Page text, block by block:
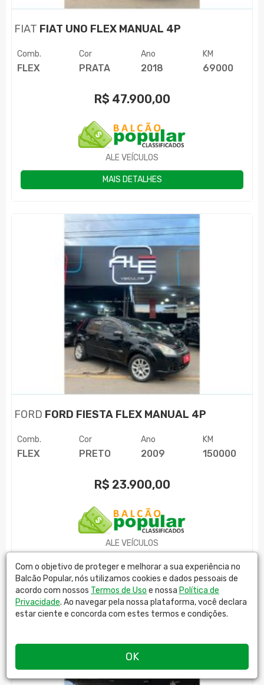
FIAT FIAT UNO FLEX MANUAL 4P
Comb.
FLEX
Cor
PRATA
Ano
2018
KM
69000
R$ 47.900,00
ALE VEÍCULOS
MAIS DETALHES
FORD FORD FIESTA FLEX MANUAL 4P
Comb.
FLEX
Cor
PRETO
Ano
2009
KM
150000
R$ 23.900,00
ALE VEÍCULOS
MAIS DETALHES
Com o objetivo de proteger e melhorar a sua experiência no
Balcão Popular, nós utilizamos cookies e dados pessoais de
acordo com nossos Termos de Uso e nossa Política de
Privacidade. Ao navegar pela nossa plataforma, você declara
estar ciente e concorda com estes termos e condições.
OK